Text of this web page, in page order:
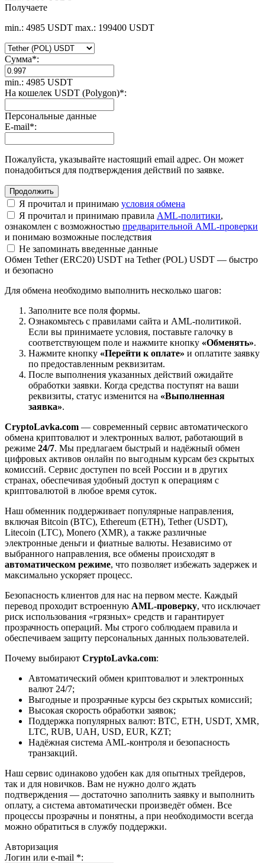
Получаете
min.: 4985 USDT max.: 199400 USDT
Сумма*:
min.: 4985 USDT
На кошелек USDT (Polygon)*:
Персональные данные
E-mail*:
Пожалуйста, указывайте настоящий email адрес. Он может
понадобиться для подтверждения действий по заявке.
Я прочитал и принимаю условия обмена
Я прочитал и принимаю правила AML-политики,
ознакомлен с возможностью предварительной AML-проверки
и понимаю возможные последствия
Не запоминать введенные данные
Обмен Tether (ERC20) USDT на Tether (POL) USDT — быстро
и безопасно
Для обмена необходимо выполнить несколько шагов:
Заполните все поля формы.
Ознакомьтесь с правилами сайта и AML-политикой.
Если вы принимаете условия, поставьте галочку в
соответствующем поле и нажмите кнопку «Обменять».
Нажмите кнопку «Перейти к оплате» и оплатите заявку
по предоставленным реквизитам.
После выполнения указанных действий ожидайте
обработки заявки. Когда средства поступят на ваши
реквизиты, статус изменится на «Выполненная
заявка».
CryptoLavka.com — современный сервис автоматического
обмена криптовалют и электронных валют, работающий в
режиме 24/7. Мы предлагаем быстрый и надёжный обмен
цифровых активов онлайн по выгодным курсам без скрытых
комиссий. Сервис доступен по всей России и в других
странах, обеспечивая удобный доступ к операциям с
криптовалютой в любое время суток.
Наш обменник поддерживает популярные направления,
включая Bitcoin (BTC), Ethereum (ETH), Tether (USDT),
Litecoin (LTC), Monero (XMR), а также различные
электронные деньги и фиатные валюты. Независимо от
выбранного направления, все обмены происходят в
автоматическом режиме, что позволяет избежать задержек и
максимально ускоряет процесс.
Безопасность клиентов для нас на первом месте. Каждый
перевод проходит встроенную AML-проверку, что исключает
риск использования «грязных» средств и гарантирует
прозрачность операций. Мы строго соблюдаем правила и
обеспечиваем защиту персональных данных пользователей.
Почему выбирают CryptoLavka.com:
Автоматический обмен криптовалют и электронных
валют 24/7;
Выгодные и прозрачные курсы без скрытых комиссий;
Высокая скорость обработки заявок;
Поддержка популярных валют: BTC, ETH, USDT, XMR,
LTC, RUB, UAH, USD, EUR, KZT;
Надёжная система AML-контроля и безопасность
транзакций.
Наш сервис одинаково удобен как для опытных трейдеров,
так и для новичков. Вам не нужно долго ждать
подтверждения — достаточно заполнить заявку и выполнить
оплату, а система автоматически произведёт обмен. Все
процессы прозрачны и понятны, а при необходимости всегда
можно обратиться в службу поддержки.
Авторизация
Логин или e-mail *: